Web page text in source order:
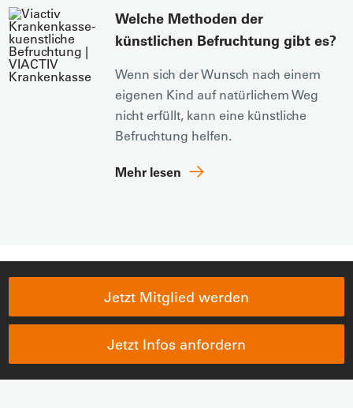
Welche Methoden der
künstlichen Befruchtung gibt es?
Wenn sich der Wunsch nach einem
eigenen Kind auf natürlichem Weg
nicht erfüllt, kann eine künstliche
Befruchtung helfen.
Mehr lesen
Jetzt Mitglied werden
Jetzt Infos anfordern